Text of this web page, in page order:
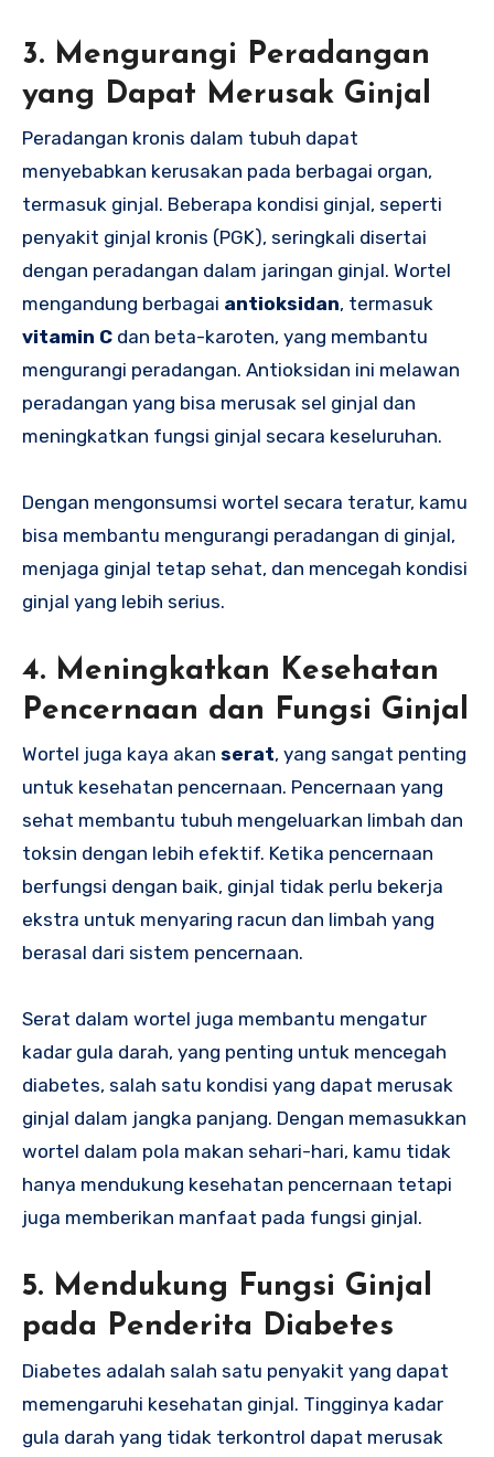
3. Mengurangi Peradangan
yang Dapat Merusak Ginjal
Peradangan kronis dalam tubuh dapat
menyebabkan kerusakan pada berbagai organ,
termasuk ginjal. Beberapa kondisi ginjal, seperti
penyakit ginjal kronis (PGK), seringkali disertai
dengan peradangan dalam jaringan ginjal. Wortel
mengandung berbagai antioksidan, termasuk
vitamin C dan beta-karoten, yang membantu
mengurangi peradangan. Antioksidan ini melawan
peradangan yang bisa merusak sel ginjal dan
meningkatkan fungsi ginjal secara keseluruhan.
Dengan mengonsumsi wortel secara teratur, kamu
bisa membantu mengurangi peradangan di ginjal,
menjaga ginjal tetap sehat, dan mencegah kondisi
ginjal yang lebih serius.
4. Meningkatkan Kesehatan
Pencernaan dan Fungsi Ginjal
Wortel juga kaya akan serat, yang sangat penting
untuk kesehatan pencernaan. Pencernaan yang
sehat membantu tubuh mengeluarkan limbah dan
toksin dengan lebih efektif. Ketika pencernaan
berfungsi dengan baik, ginjal tidak perlu bekerja
ekstra untuk menyaring racun dan limbah yang
berasal dari sistem pencernaan.
Serat dalam wortel juga membantu mengatur
kadar gula darah, yang penting untuk mencegah
diabetes, salah satu kondisi yang dapat merusak
ginjal dalam jangka panjang. Dengan memasukkan
wortel dalam pola makan sehari-hari, kamu tidak
hanya mendukung kesehatan pencernaan tetapi
juga memberikan manfaat pada fungsi ginjal.
5. Mendukung Fungsi Ginjal
pada Penderita Diabetes
Diabetes adalah salah satu penyakit yang dapat
memengaruhi kesehatan ginjal. Tingginya kadar
gula darah yang tidak terkontrol dapat merusak